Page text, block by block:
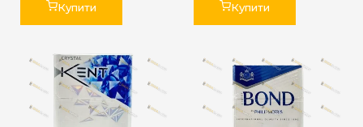
Купити Купити